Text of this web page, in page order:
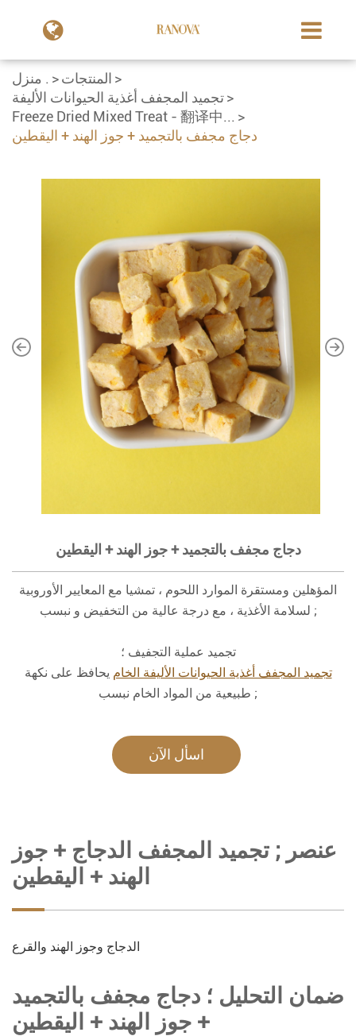
منزل .
المنتجات
تجميد المجفف أغذية الحيوانات الأليفة
Freeze Dried Mixed Treat - 翻译中...
دجاج مجفف بالتجميد + جوز الهند + اليقطين
دجاج مجفف بالتجميد + جوز الهند + اليقطين
المؤهلين ومستقرة الموارد اللحوم ، تمشيا مع المعايير الأوروبية
لسلامة الأغذية ، مع درجة عالية من التخفيض و نبسب ;
تجميد عملية التجفيف ؛
تجميد المجفف أغذية الحيوانات الأليفة الخام يحافظ على نكهة
طبيعية من المواد الخام نبسب ;
اسأل الآن
عنصر ; تجميد المجفف الدجاج + جوز
الهند + اليقطين
الدجاج وجوز الهند والقرع
ضمان التحليل ؛ دجاج مجفف بالتجميد
+ جوز الهند + اليقطين